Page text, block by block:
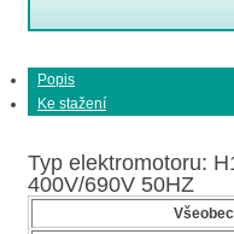
Popis
Ke stažení
Typ elektromotoru:
400V/690V 50HZ